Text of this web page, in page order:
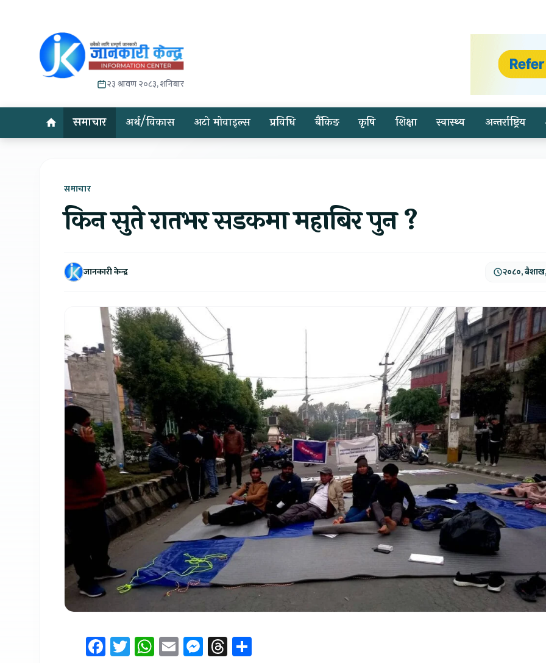
२३ श्रावण २०८३, शनिबार
समाचार अर्थ/विकास अटो मोवाइल्स प्रविधि बैंकिङ कृषि शिक्षा स्वास्थ्य अन्तर्राष्ट्रिय
समाचार
किन सुते रातभर सडकमा महाबिर पुन ?
जानकारी केन्द्र २०८०,
Facebook
Twitter
WhatsApp
EmailMessenger
Threads